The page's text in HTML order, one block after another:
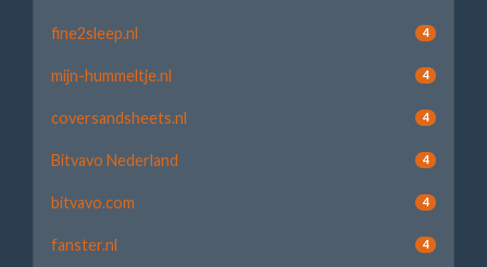
fine2sleep.nl 4
mijn-hummeltje.nl 4
coversandsheets.nl 4
Bitvavo Nederland 4
bitvavo.com 4
fanster.nl 4